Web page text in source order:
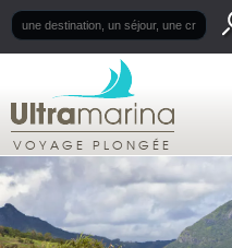
VOYAGE PLONGÉE